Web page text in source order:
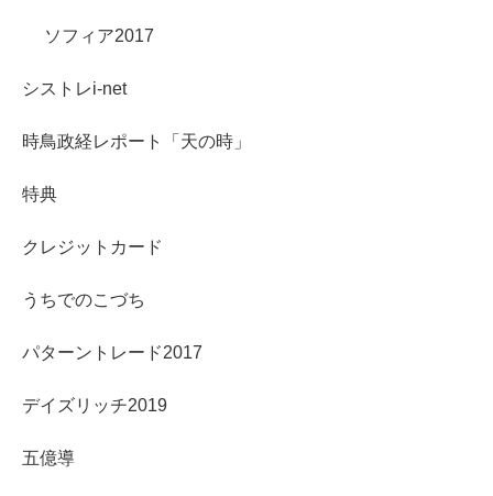
ソフィア2017
シストレi-net
時鳥政経レポート「天の時」
特典
クレジットカード
うちでのこづち
パターントレード2017
デイズリッチ2019
五億導